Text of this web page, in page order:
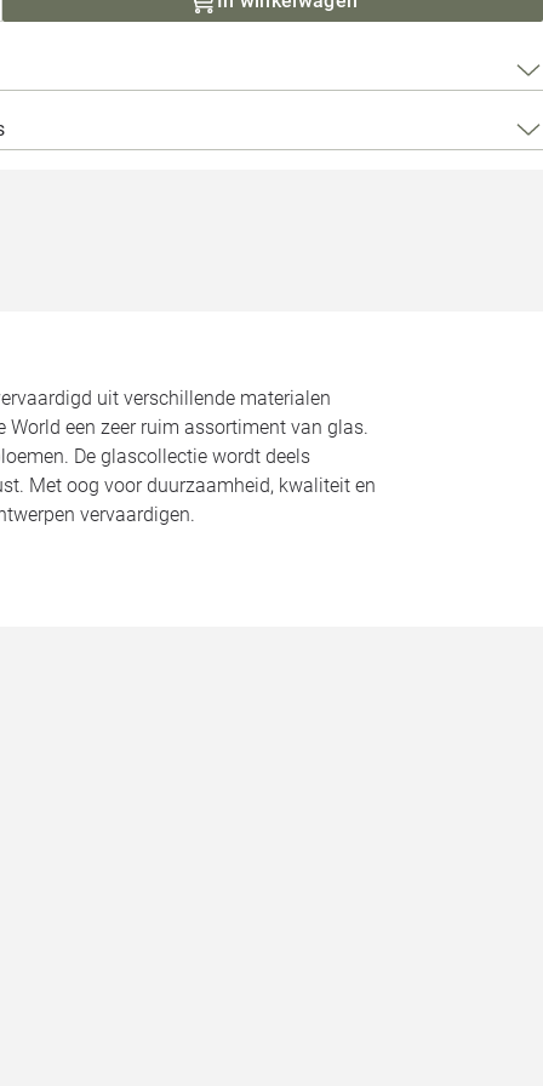
Loods 5
Alle
uit verschillende materialen
een zeer ruim assortiment van glas.
De glascollectie wordt deels
Met oog voor duurzaamheid, kwaliteit en
vervaardigen.